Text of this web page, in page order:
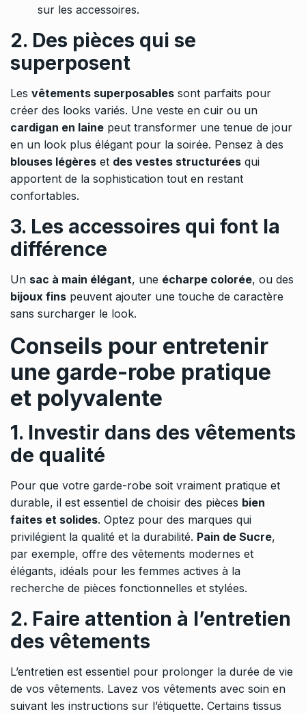
sur les accessoires.
2. Des pièces qui se
superposent
Les vêtements superposables sont parfaits pour
créer des looks variés. Une veste en cuir ou un
cardigan en laine peut transformer une tenue de jour
en un look plus élégant pour la soirée. Pensez à des
blouses légères et des vestes structurées qui
apportent de la sophistication tout en restant
confortables.
3. Les accessoires qui font la
différence
Un sac à main élégant, une écharpe colorée, ou des
bijoux fins peuvent ajouter une touche de caractère
sans surcharger le look.
Conseils pour entretenir
une garde-robe pratique
et polyvalente
1. Investir dans des vêtements
de qualité
Pour que votre garde-robe soit vraiment pratique et
durable, il est essentiel de choisir des pièces bien
faites et solides. Optez pour des marques qui
privilégient la qualité et la durabilité. Pain de Sucre,
par exemple, offre des vêtements modernes et
élégants, idéals pour les femmes actives à la
recherche de pièces fonctionnelles et stylées.
2. Faire attention à l’entretien
des vêtements
L’entretien est essentiel pour prolonger la durée de vie
de vos vêtements. Lavez vos vêtements avec soin en
suivant les instructions sur l’étiquette. Certains tissus